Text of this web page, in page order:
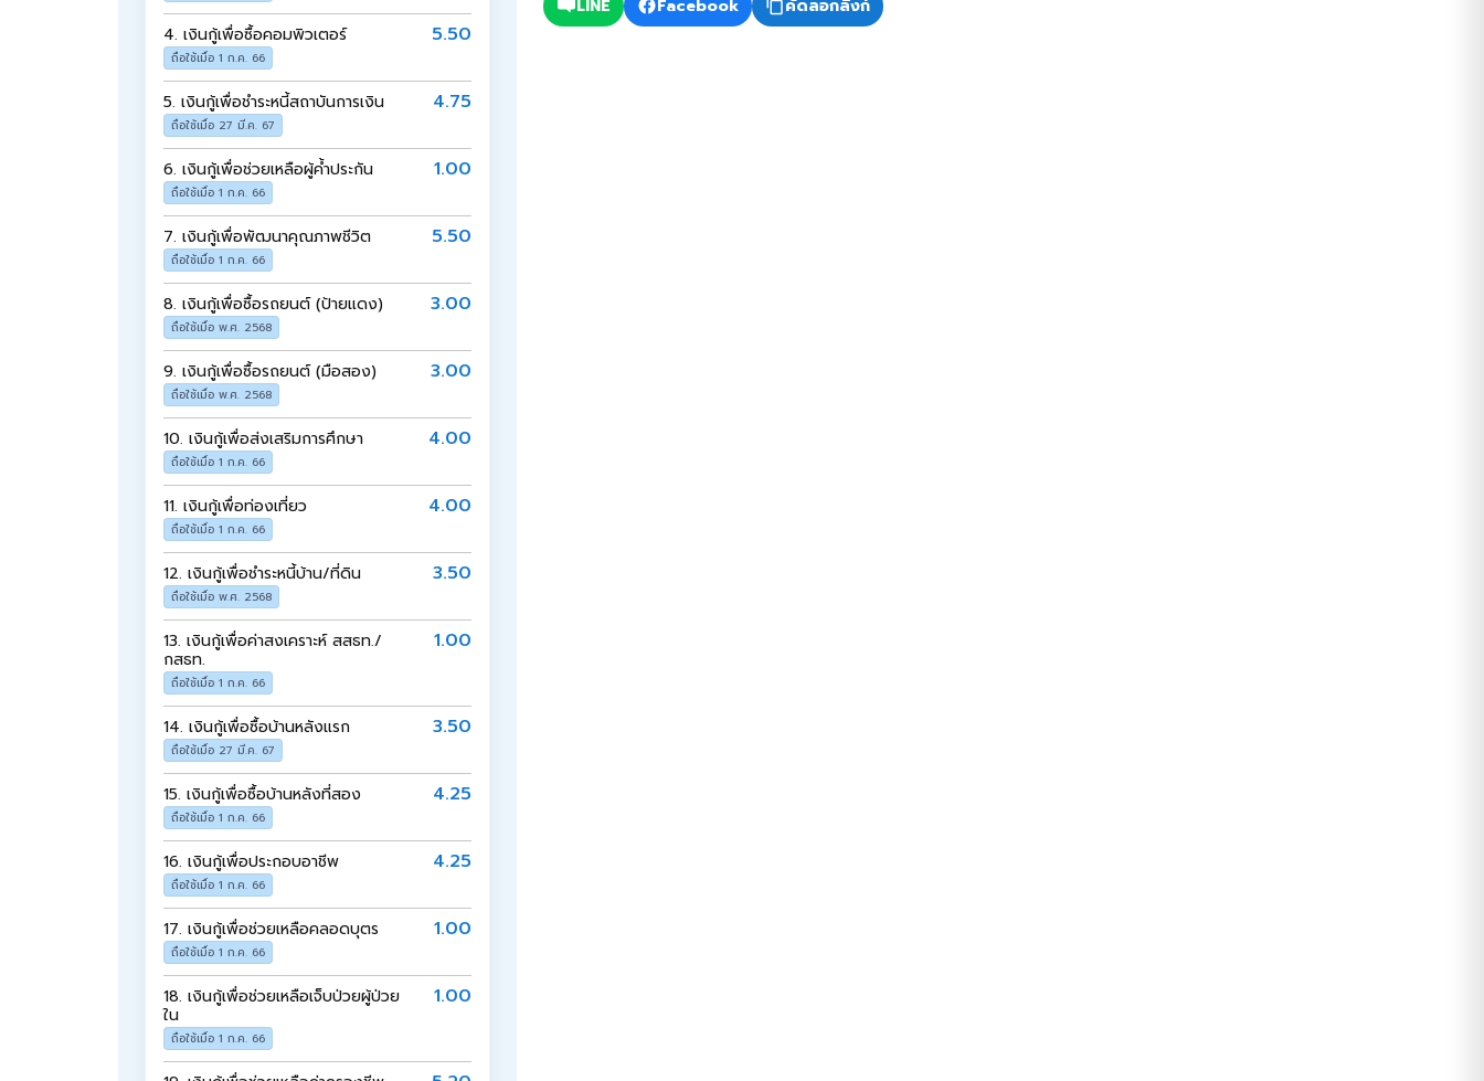
4. เงินกู้เพื่อซื้อคอมพิวเตอร์
ถือใช้เมื่อ 1 ก.ค. 66
5.50
5. เงินกู้เพื่อชำระหนี้สถาบันการเงิน
ถือใช้เมื่อ 27 มี.ค. 67
4.75
6. เงินกู้เพื่อช่วยเหลือผู้ค้ำประกัน
ถือใช้เมื่อ 1 ก.ค. 66
1.00
7. เงินกู้เพื่อพัฒนาคุณภาพชีวิต
ถือใช้เมื่อ 1 ก.ค. 66
5.50
8. เงินกู้เพื่อซื้อรถยนต์ (ป้ายแดง)
ถือใช้เมื่อ พ.ศ. 2568
3.00
9. เงินกู้เพื่อซื้อรถยนต์ (มือสอง)
ถือใช้เมื่อ พ.ศ. 2568
3.00
10. เงินกู้เพื่อส่งเสริมการศึกษา
ถือใช้เมื่อ 1 ก.ค. 66
4.00
11. เงินกู้เพื่อท่องเที่ยว
ถือใช้เมื่อ 1 ก.ค. 66
4.00
12. เงินกู้เพื่อชำระหนี้บ้าน/ที่ดิน
ถือใช้เมื่อ พ.ศ. 2568
3.50
13. เงินกู้เพื่อค่าสงเคราะห์ สสธท./
กสธท.
ถือใช้เมื่อ 1 ก.ค. 66
1.00
14. เงินกู้เพื่อซื้อบ้านหลังแรก
ถือใช้เมื่อ 27 มี.ค. 67
3.50
15. เงินกู้เพื่อซื้อบ้านหลังที่สอง
ถือใช้เมื่อ 1 ก.ค. 66
4.25
16. เงินกู้เพื่อประกอบอาชีพ
ถือใช้เมื่อ 1 ก.ค. 66
4.25
17. เงินกู้เพื่อช่วยเหลือคลอดบุตร
ถือใช้เมื่อ 1 ก.ค. 66
1.00
18. เงินกู้เพื่อช่วยเหลือเจ็บป่วยผู้ป่วย
ใน
ถือใช้เมื่อ 1 ก.ค. 66
1.00
LINE Facebook คัดลอกลิงก์